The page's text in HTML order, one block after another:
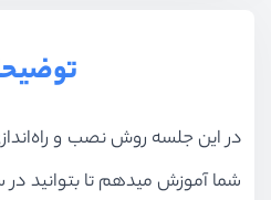
بخش پنجم ساخت وب سرور ساده
شما آموزش میدهم تا بتوانید